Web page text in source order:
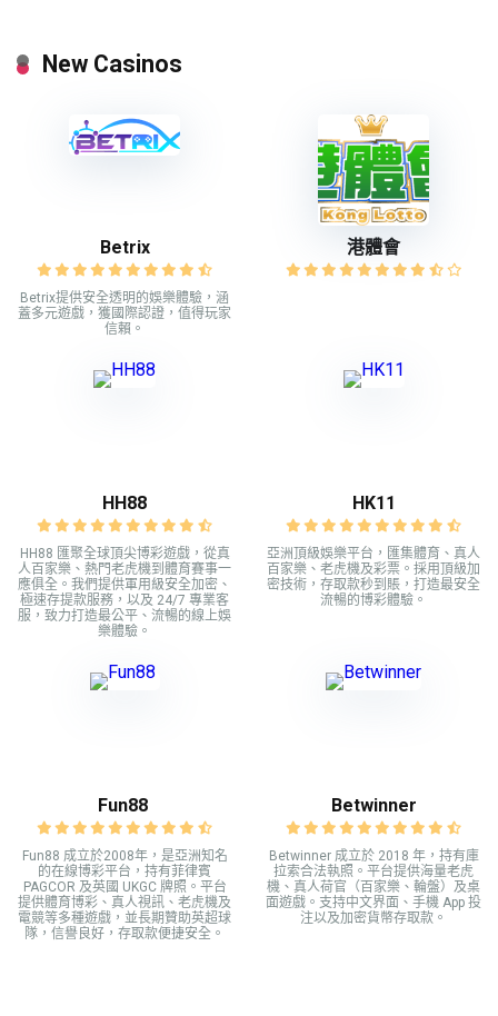
New Casinos
Betrix
Betrix提供安全透明的娛樂體驗，涵
蓋多元遊戲，獲國際認證，值得玩家
信賴。
港體會
HH88
HH88 匯聚全球頂尖博彩遊戲，從真
人百家樂、熱門老虎機到體育賽事一
應俱全。我們提供軍用級安全加密、
極速存提款服務，以及 24/7 專業客
服，致力打造最公平、流暢的線上娛
樂體驗。
HK11
亞洲頂級娛樂平台，匯集體育、真人
百家樂、老虎機及彩票。採用頂級加
密技術，存取款秒到賬，打造最安全
流暢的博彩體驗。
Fun88
Fun88 成立於2008年，是亞洲知名
的在線博彩平台，持有菲律賓
PAGCOR 及英國 UKGC 牌照。平台
提供體育博彩、真人視訊、老虎機及
電競等多種遊戲，並長期贊助英超球
隊，信譽良好，存取款便捷安全。
Betwinner
Betwinner 成立於 2018 年，持有庫
拉索合法執照。平台提供海量老虎
機、真人荷官（百家樂、輪盤）及桌
面遊戲。支持中文界面、手機 App 投
注以及加密貨幣存取款。